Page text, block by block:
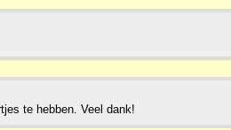
te hebben. Veel dank!